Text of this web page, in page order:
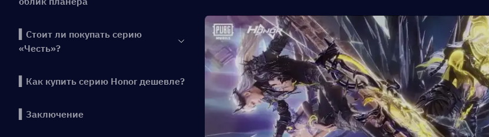
▍Стоит ли покупать серию
«Честь»?
▍Как купить серию Honor дешевле?
▍Заключение